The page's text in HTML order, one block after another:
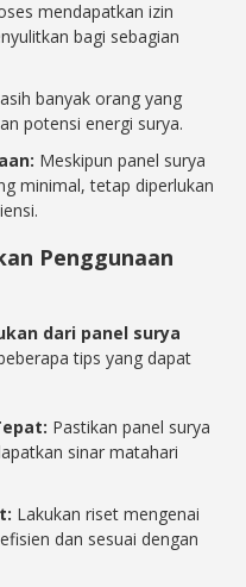
mendapatkan izin
bagi sebagian
banyak orang yang
potensi energi surya.
Meskipun panel surya
minimal, tetap diperlukan
Penggunaan
dari panel surya
tips yang dapat
Pastikan panel surya
sinar matahari
Lakukan riset mengenai
dan sesuai dengan